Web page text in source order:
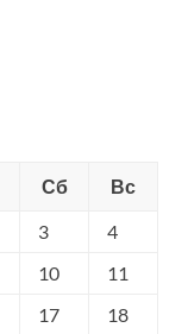
Сб
Вс
3
4
10
11
17
18